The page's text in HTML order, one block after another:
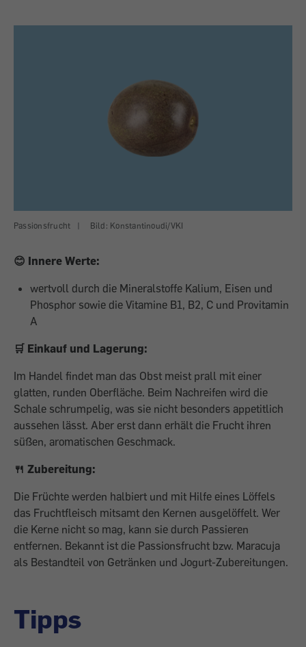
Passionsfrucht | Bild: Konstantinoudi/VKI
😊 Innere Werte:
wertvoll durch die Mineralstoffe Kalium, Eisen und
Phosphor sowie die Vitamine B1, B2, C und Provitamin
A
🛒 Einkauf und Lagerung:
Im Handel findet man das Obst meist prall mit einer
glatten, runden Oberfläche. Beim Nachreifen wird die
Schale schrumpelig, was sie nicht besonders appetitlich
aussehen lässt. Aber erst dann erhält die Frucht ihren
süßen, aromatischen Geschmack.
🍴 Zubereitung:
Die Früchte werden halbiert und mit Hilfe eines Löffels
das Fruchtfleisch mitsamt den Kernen ausgelöffelt. Wer
die Kerne nicht so mag, kann sie durch Passieren
entfernen. Bekannt ist die Passionsfrucht bzw. Maracuja
als Bestandteil von Getränken und Jogurt-Zubereitungen.
Tipps